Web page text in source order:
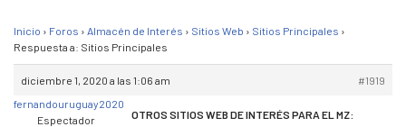
Inicio › Foros › Almacén de Interés › Sitios Web › Sitios Principales ›
Respuesta a: Sitios Principales
diciembre 1, 2020 a las 1:06 am
#1919
fernandouruguay2020
Espectador
OTROS SITIOS WEB DE INTERÉS PARA EL MZ: